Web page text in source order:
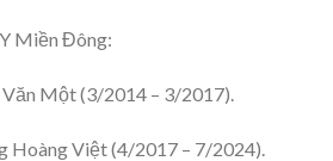
Miền Đông:
Một (3/2014 – 3/2017).
Hoàng Việt (4/2017 – 7/2024).